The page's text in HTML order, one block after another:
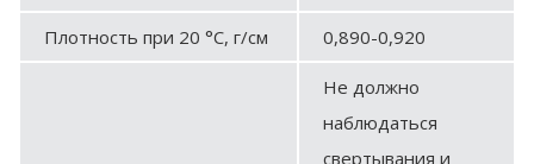
Плотность при 20 °С, г/см 0,890-0,920
Не должно
наблюдаться
свертывания и